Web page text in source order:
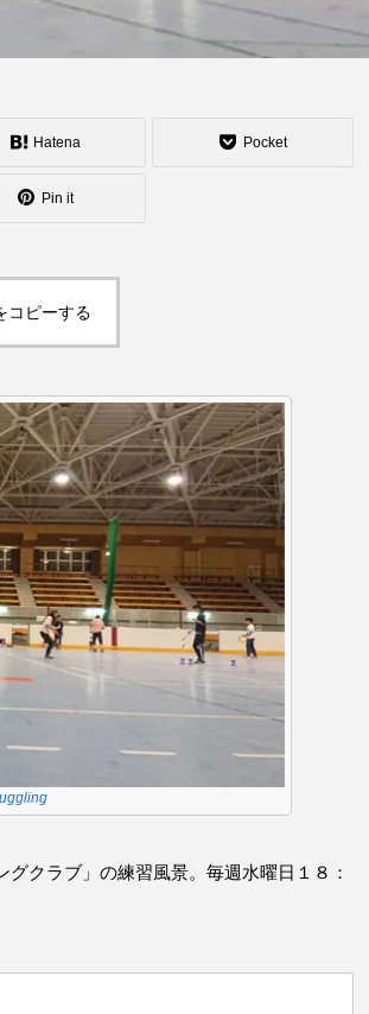
関西 四国 中国 九州
Hatena Pocket
Pin it
コピーする
クラブ」の練習風景。毎週水曜日１８：